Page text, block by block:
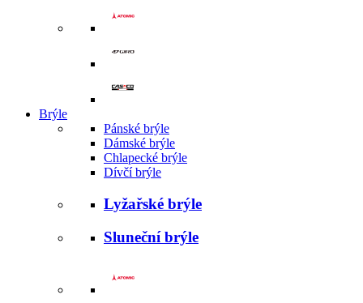
Brýle
Pánské brýle
Dámské brýle
Chlapecké brýle
Dívčí brýle
Lyžařské brýle
Sluneční brýle